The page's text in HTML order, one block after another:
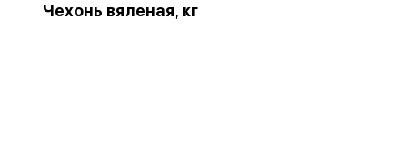
Чехонь вяленая, кг